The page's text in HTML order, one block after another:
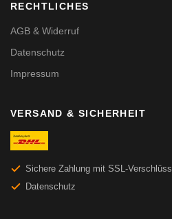
RECHTLICHES
AGB & Widerruf
Datenschutz
Impressum
VERSAND & SICHERHEIT
Sichere Zahlung mit SSL-
Datenschutz